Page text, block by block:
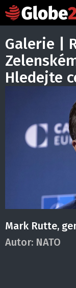
Galerie |
Hledejte
Mark Rutte,
Autor: NATO